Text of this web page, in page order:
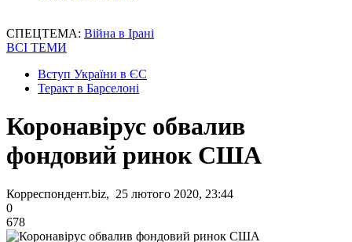
СПЕЦТЕМА: Війна в Ірані
ВСІ ТЕМИ
Вступ України в ЄС
Теракт в Барселоні
Коронавірус обвалив
фондовий ринок США
Корреспондент.biz, 25 лютого 2020, 23:44
0
678